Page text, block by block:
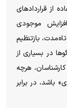
از قرارداد‌های
موجودی
بازتنظیم
در بسیاری از
هرچه
در برابر